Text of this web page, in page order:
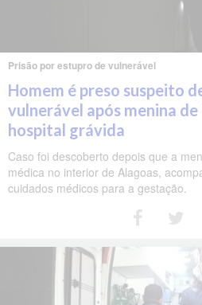
Prisão por estupro de vulnerável
Homem é preso suspeito
vulnerável após menina
hospital grávida
Caso foi descoberto depois que a
médica no interior de Alagoas,
cuidados médicos para a gestação.